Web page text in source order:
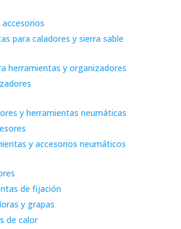
accesorios
para caladores y sierra sable
herramientas y organizadores
y herramientas neumáticas
y accesorios neumáticos
de fijación
y grapas
de calor